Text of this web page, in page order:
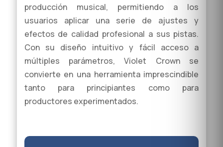
producción musical, permitiendo a los
usuarios aplicar una serie de ajustes y
efectos de calidad profesional a sus pistas.
Con su diseño intuitivo y fácil acceso a
múltiples parámetros, Violet Crown se
convierte en una herramienta imprescindible
tanto para principiantes como para
productores experimentados.